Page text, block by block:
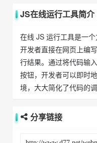
JS在线运行工具简介
在线 JS 运行工具是一
开发者直接在网页上编
行结果。通过将代码输
按钮，开发者可以即时
境，大大简化了代码的调
分享链接